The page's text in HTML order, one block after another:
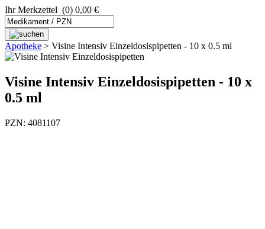
Ihr Merkzettel (0) 0,00 €
Apotheke > Visine Intensiv Einzeldosispipetten - 10 x 0.5 ml
Visine Intensiv Einzeldosispipetten - 10 x
0.5 ml
PZN: 4081107